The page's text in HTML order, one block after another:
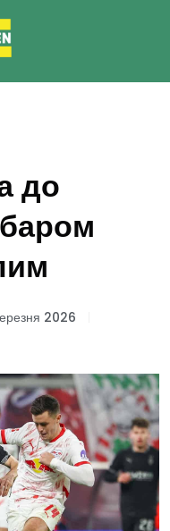
до
2026